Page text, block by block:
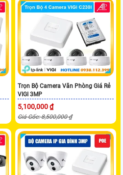
Trọn Bộ Camera Văn Phòng Giá Rẻ
VIGI 3MP
5,100,000 ₫
Giá Gốc: 8,500,000 ₫